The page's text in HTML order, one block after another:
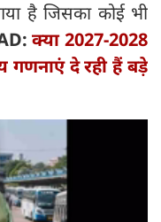
है जिसका कोई भी
क्या 2027-2028
गणनाएं दे रही हैं बड़े